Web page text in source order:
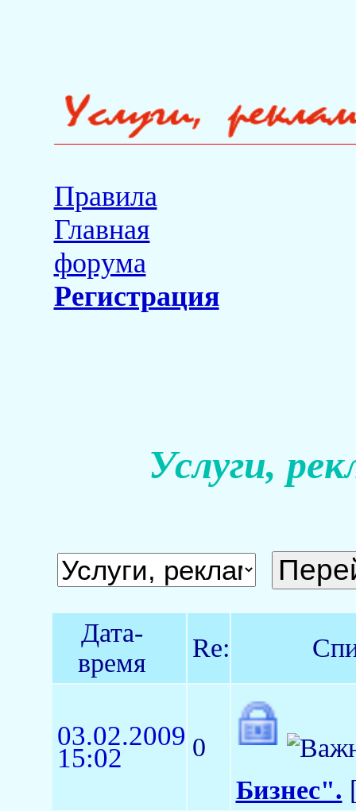
Правила
Главная
форума
Регистрация
Услуги,
Дата-
время
Re:
03.02.2009
15:02
0
Бизнес".